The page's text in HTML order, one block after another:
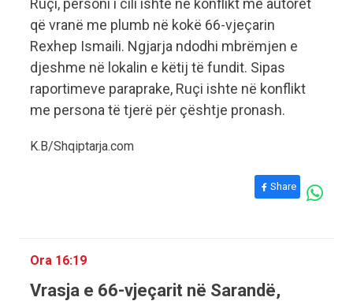
Ruçi, personi i cili ishte në konflikt me autorët
që vranë me plumb në kokë 66-vjeçarin
Rexhep Ismaili. Ngjarja ndodhi mbrëmjen e
djeshme në lokalin e këtij të fundit. Sipas
raportimeve paraprake, Ruçi ishte në konflikt
me persona të tjerë për çështje pronash.
K.B/Shqiptarja.com
Share
Ora 16:19
Vrasja e 66-vjeçarit në Sarandë,